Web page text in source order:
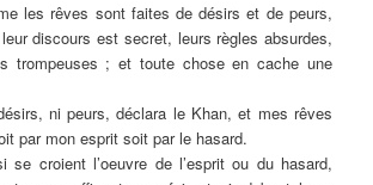
les rêves sont faites de désirs et de peurs,
discours est secret, leurs règles absurdes,
trompeuses ; et toute chose en cache une
ni peurs, déclara le Khan, et mes rêves
par mon esprit soit par le hasard.
se croient l’oeuvre de l’esprit ou du hasard,